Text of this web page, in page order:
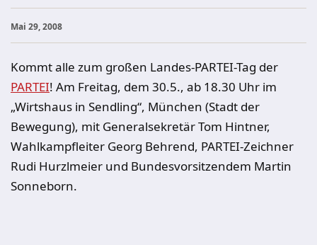
Mai 29, 2008
Kommt alle zum großen Landes-PARTEI-Tag der
PARTEI! Am Freitag, dem 30.5., ab 18.30 Uhr im
„Wirtshaus in Sendling“, München (Stadt der
Bewegung), mit Generalsekretär Tom Hintner,
Wahlkampfleiter Georg Behrend, PARTEI-Zeichner
Rudi Hurzlmeier und Bundesvorsitzendem Martin
Sonneborn.